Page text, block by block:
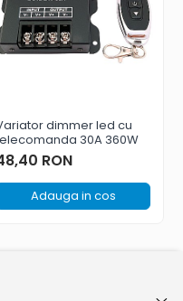
dimmer led cu
30A 360W
RON
Adauga in cos